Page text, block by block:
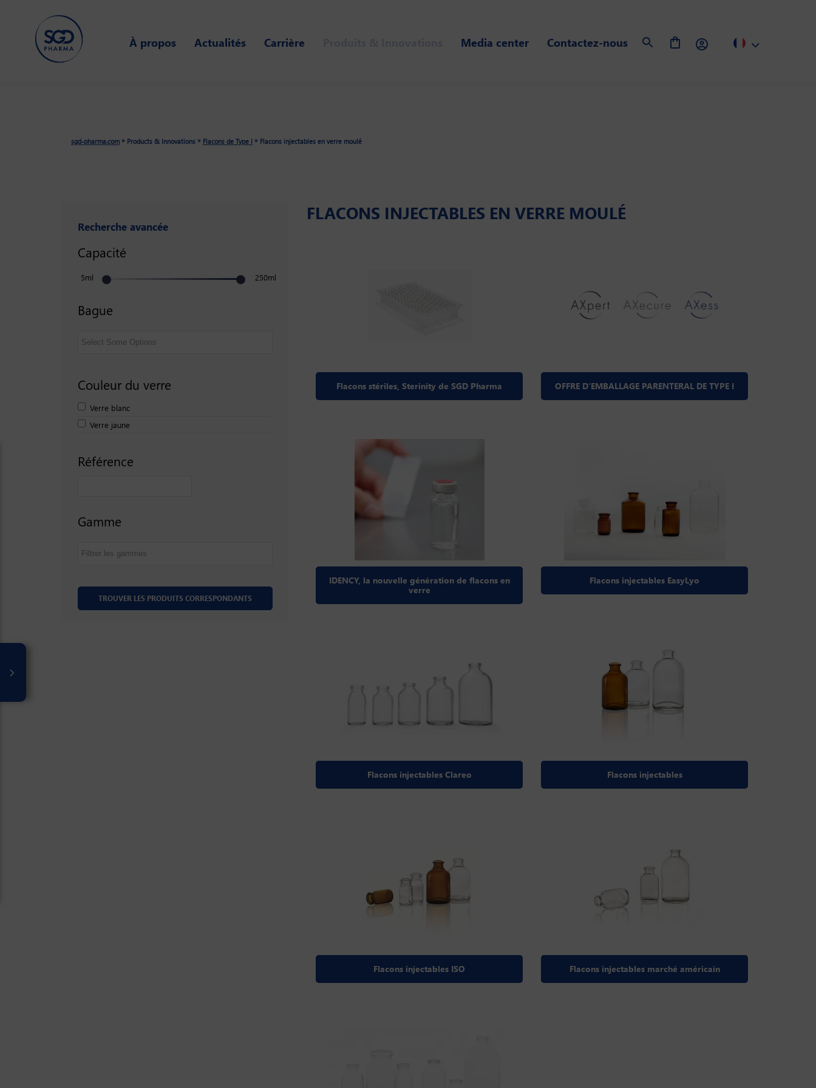
À propos Actualités Carrière Media center Contactez-nous
sgd-pharma.com » Products & Innovations » Flacons de Type I » Flacons injectables en verre moulé
Recherche avancée
5ml
Capacité
250ml
Bague
Couleur du verre
Verre blanc
Verre jaune
Référence
Gamme
FLACONS INJECTABLES EN VERRE MOULÉ
Flacons stériles, Sterinity de SGD Pharma OFFRE D’EMBALLAGE PARENTERAL DE TYPE I
IDENCY, la nouvelle génération de flacons en
verre
Flacons injectables EasyLyo
Flacons injectables Clareo Flacons injectables
Flacons injectables ISO Flacons injectables marché américain